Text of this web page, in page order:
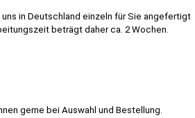
in Deutschland einzeln für Sie angefertigt
beträgt daher ca. 2 Wochen.
gerne bei Auswahl und Bestellung.